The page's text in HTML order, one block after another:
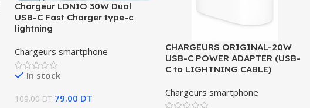
Chargeur LDNIO 30W Dual
USB-C Fast Charger type-c
lightning
Chargeurs smartphone
In stock
109.00DT 79.00 DT
CHARGEURS ORIGINAL-20W
USB-C POWER ADAPTER (USB-
C to LIGHTNING CABLE)
Chargeurs smartphone